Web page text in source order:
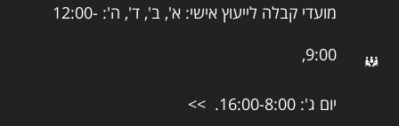
מועדי קבלה לייעוץ אישי: א', ב', ד', ה': 12:00-
9:00,
יום ג': 16:00-8:00. >>